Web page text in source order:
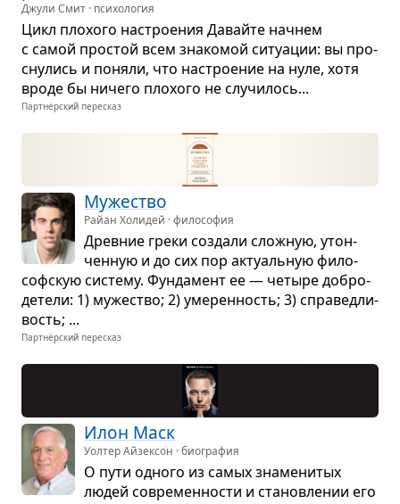
Джули Смит · психология
Цикл пло­хого настро­е­ния Давайте начнем
с самой про­стой всем зна­ко­мой ситу­а­ции: вы про­
сну­лись и поняли, что настро­е­ние на нуле, хотя
вроде бы ничего пло­хого не слу­чи­лось...
Партнёрский пересказ
Муже­ство
Райан Холидей · философия
Древ­ние греки создали слож­ную, утон­
чен­ную и до сих пор акту­аль­ную фило­
соф­скую систему. Фун­да­мент ее — четыре добро­
де­тели: 1) муже­ство; 2) уме­рен­ность; 3) спра­вед­ли­
вость; ...
Партнёрский пересказ
Илон Маск
Уолтер Айзексон · биография
О пути одного из самых зна­ме­ни­тых
людей совре­мен­но­сти и ста­нов­ле­нии его